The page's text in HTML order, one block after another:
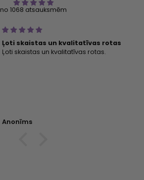
no 1068 atsauksmēm
Ļoti skaistas un kvalitatīvas rotas
Ļoti skaistas un kvalitatīvas rotas.
Anonīms